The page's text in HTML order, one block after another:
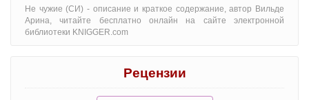
Не чужие (СИ) - oписание и краткое содержание, автор Вильде
Арина, читайте бесплатно онлайн на сайте электронной
библиотеки KNIGGER.com
Рецензии